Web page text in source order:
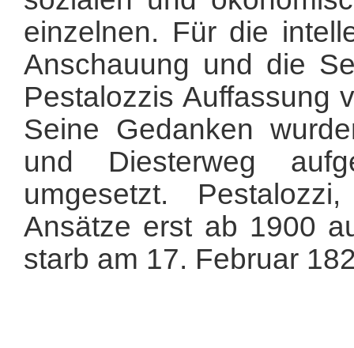
einzelnen. Für die
Anschauung und die
Pestalozzis Auffassung
Seine Gedanken
und Diesterweg
umgesetzt.
Ansätze erst ab 1900
starb am 17. Februar